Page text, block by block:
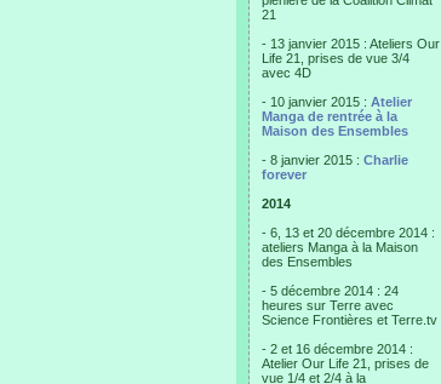
21
- 13 janvier 2015 : Ateliers Our
Life 21, prises de vue 3/4
avec 4D
- 10 janvier 2015 : Atelier
Manga de rentrée à la
Maison des Ensembles
- 8 janvier 2015 : Charlie
forever
2014
- 6, 13 et 20 décembre 2014 :
ateliers Manga à la Maison
des Ensembles
- 5 décembre 2014 : 24
heures sur Terre avec
Science Frontières et Terre.tv
- 2 et 16 décembre 2014 :
Atelier Our Life 21, prises de
vue 1/4 et 2/4 à la